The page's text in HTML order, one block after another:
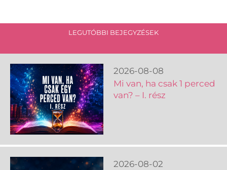
LEGUTÓBBI BEJEGYZÉSEK
2026-08-08
Mi van, ha csak 1 perced
van? – I. rész
2026-08-02